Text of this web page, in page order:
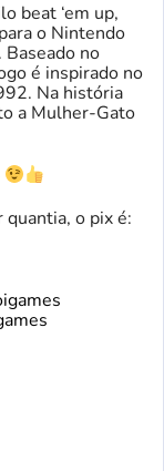
beat ‘em up,
o Nintendo
no
é inspirado no
Na história
a Mulher-Gato
quantia, o pix é: